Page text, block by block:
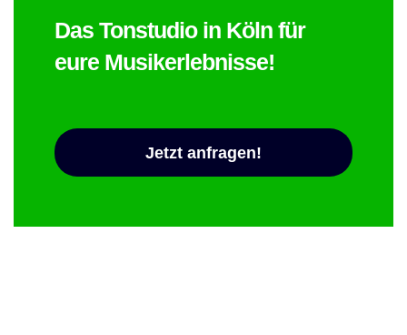
Das Tonstudio in Köln für
eure Musikerlebnisse!
Jetzt anfragen!